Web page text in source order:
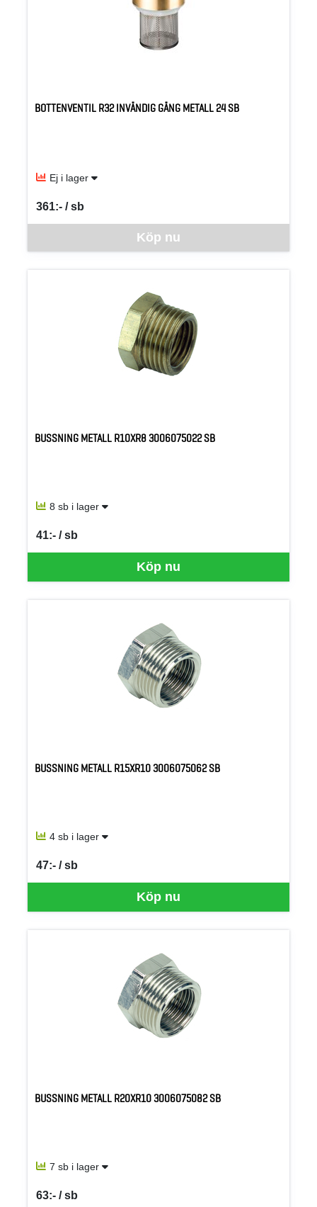
BOTTENVENTIL R32 INVÄNDIG GÄNG METALL 24 SB
Ej i lager
Köp nu
361:- / sb
SEK per SB
BUSSNING METALL R10XR8 3006075022 SB
8 sb i lager
Köp nu
41:- / sb
SEK per SB
BUSSNING METALL R15XR10 3006075062 SB
4 sb i lager
Köp nu
47:- / sb
SEK per SB
BUSSNING METALL R20XR10 3006075082 SB
7 sb i lager
63:- / sb
SEK per SB